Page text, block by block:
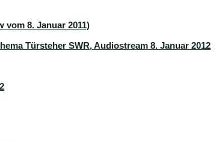
vom 8. Januar 2011)
Türsteher SWR, Audiostream 8. Januar 2012